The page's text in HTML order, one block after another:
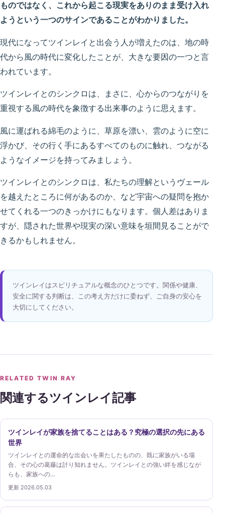
ものではなく、これから起こる現実をありのまま受け入れ
ようという一つのサインであることがわかりました。
現代になってツインレイと出会う人が増えたのは、地の時
代から風の時代に変化したことが、大きな要因の一つと言
われています。
ツインレイとのシンクロは、まさに、心からのつながりを
重視する風の時代を象徴する出来事のように思えます。
風に運ばれる綿毛のように、草原を漂い、雲のように空に
浮かび、その行く手にあるすべてのものに触れ、つながる
ようなイメージを持ってみましょう。
ツインレイとのシンクロは、私たちの理解というヴェール
を越えたところに何があるのか、など宇宙への疑問を抱か
せてくれる一つのきっかけにもなります。個人差はありま
すが、隠された世界や現実の深い意味を垣間見ることがで
きるかもしれません。
ツインレイはスピリチュアルな概念のひとつです。関係や健康、
安全に関する判断は、この考え方だけに委ねず、ご自身の安心を
大切にしてください。
RELATED TWIN RAY
関連するツインレイ記事
ツインレイが家族を捨てることはある？究極の選択の先にある
世界
ツインレイとの運命的な出会いを果たしたものの、既に家族がいる場
合、その心の葛藤は計り知れません。ツインレイとの強い絆を感じなが
らも、家族への…
更新 2026.05.03